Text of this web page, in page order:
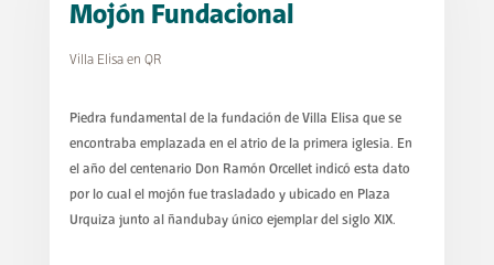
Mojón Fundacional
Villa Elisa en QR
Piedra fundamental de la fundación de Villa Elisa que se
encontraba emplazada en el atrio de la primera iglesia. En
el año del centenario Don Ramón Orcellet indicó esta dato
por lo cual el mojón fue trasladado y ubicado en Plaza
Urquiza junto al ñandubay único ejemplar del siglo XIX.